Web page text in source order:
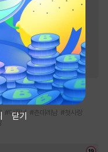
일주의보 [단행본]
#다정녀 #츤데레남 #첫사랑
닫기